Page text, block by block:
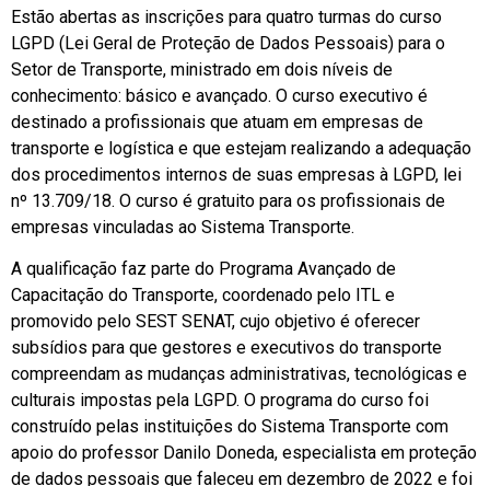
Estão abertas as inscrições para quatro turmas do curso
LGPD (Lei Geral de Proteção de Dados Pessoais) para o
Setor de Transporte, ministrado em dois níveis de
conhecimento: básico e avançado. O curso executivo é
destinado a profissionais que atuam em empresas de
transporte e logística e que estejam realizando a adequação
dos procedimentos internos de suas empresas à LGPD, lei
nº 13.709/18. O curso é gratuito para os profissionais de
empresas vinculadas ao Sistema Transporte.
A qualificação faz parte do Programa Avançado de
Capacitação do Transporte, coordenado pelo ITL e
promovido pelo SEST SENAT, cujo objetivo é oferecer
subsídios para que gestores e executivos do transporte
compreendam as mudanças administrativas, tecnológicas e
culturais impostas pela LGPD. O programa do curso foi
construído pelas instituições do Sistema Transporte com
apoio do professor Danilo Doneda, especialista em proteção
de dados pessoais que faleceu em dezembro de 2022 e foi